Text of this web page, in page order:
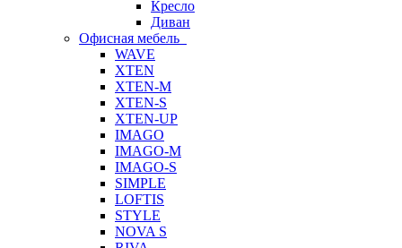
Кресло
Диван
Офисная мебель
WAVE
XTEN
XTEN-M
XTEN-S
XTEN-UP
IMAGO
IMAGO-M
IMAGO-S
SIMPLE
LOFTIS
STYLE
NOVA S